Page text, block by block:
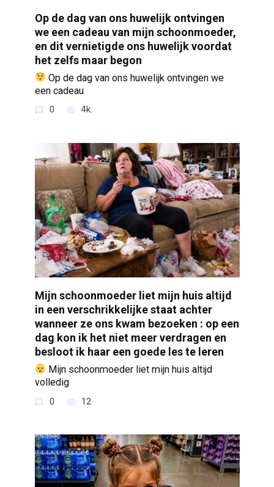
Op de dag van ons huwelijk ontvingen
we een cadeau van mijn schoonmoeder,
en dit vernietigde ons huwelijk voordat
het zelfs maar begon
Op de dag van ons huwelijk ontvingen we
een cadeau
0 4k.
Mijn schoonmoeder liet mijn huis altijd
in een verschrikkelijke staat achter
wanneer ze ons kwam bezoeken : op een
dag kon ik het niet meer verdragen en
besloot ik haar een goede les te leren
Mijn schoonmoeder liet mijn huis altijd
volledig
0 12